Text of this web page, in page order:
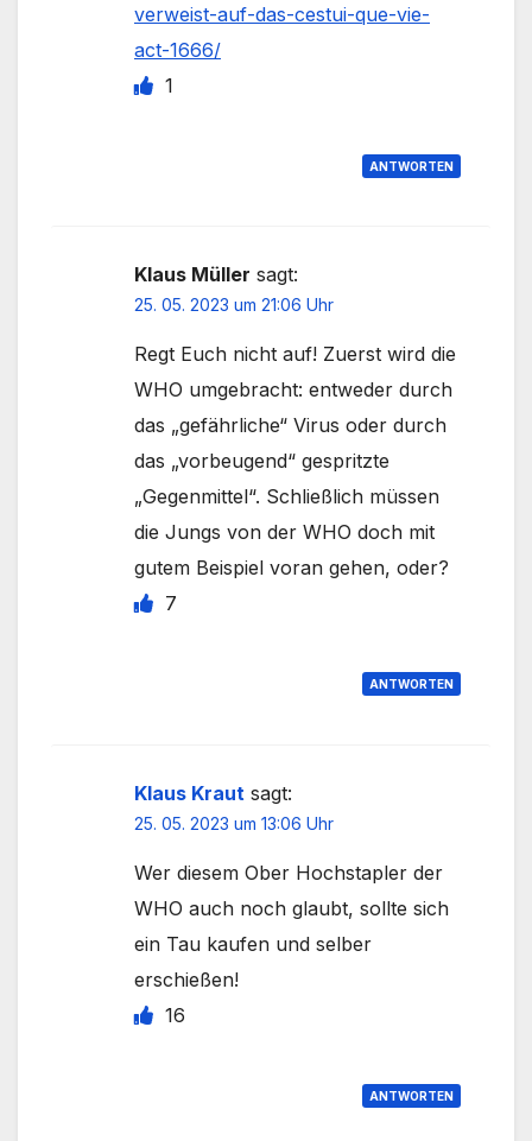
verweist-auf-das-cestui-que-vie-
act-1666/
1
ANTWORTEN
Klaus Müller sagt:
25. 05. 2023 um 21:06 Uhr
Regt Euch nicht auf! Zuerst wird die
WHO umgebracht: entweder durch
das „gefährliche“ Virus oder durch
das „vorbeugend“ gespritzte
„Gegenmittel“. Schließlich müssen
die Jungs von der WHO doch mit
gutem Beispiel voran gehen, oder?
7
ANTWORTEN
Klaus Kraut sagt:
25. 05. 2023 um 13:06 Uhr
Wer diesem Ober Hochstapler der
WHO auch noch glaubt, sollte sich
ein Tau kaufen und selber
erschießen!
16
ANTWORTEN